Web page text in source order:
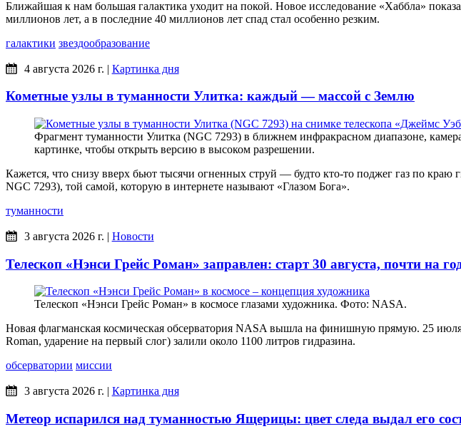
Ближайшая к нам большая галактика уходит на покой. Новое исследование «Хаббла»
миллионов лет, а в последние 40 миллионов лет спад стал особенно резким.
галактики звездообразование
4 августа 2026 г. | Картинка дня
Кометные узлы в туманности Улитка: каждый — массой с Землю
Фрагмент туманности Улитка (NGC 7293) в ближнем инфракрасном диапазоне,
картинке, чтобы открыть версию в высоком разрешении.
Кажется, что снизу вверх бьют тысячи огненных струй — будто кто-то поджег газ по
NGC 7293), той самой, которую в интернете называют «Глазом Бога».
туманности
3 августа 2026 г. | Новости
Телескоп «Нэнси Грейс Роман» заправлен: старт 30 августа, почти на
Телескоп «Нэнси Грейс Роман» в космосе глазами художника. Фото: NASA.
Новая флагманская космическая обсерватория NASA вышла на финишную прямую. 25
Roman, ударение на первый слог) залили около 1100 литров гидразина.
обсерватории миссии
3 августа 2026 г. | Картинка дня
Метеор испарился над туманностью Ящерицы: цвет следа выдал его